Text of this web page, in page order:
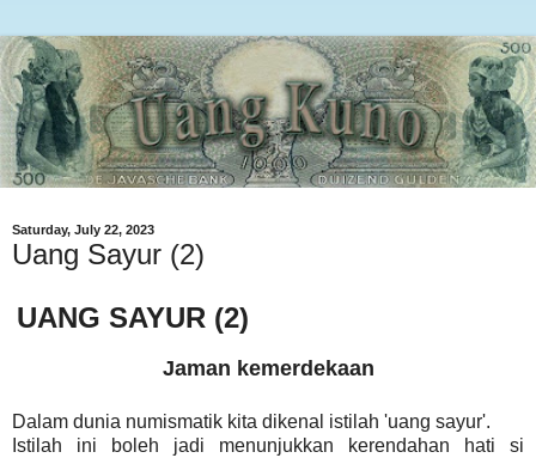
Saturday, July 22, 2023
Uang Sayur (2)
UANG SAYUR (2)
Jaman kemerdekaan
Dalam dunia numismatik kita dikenal istilah 'uang sayur'.
Istilah ini boleh jadi menunjukkan kerendahan hati si